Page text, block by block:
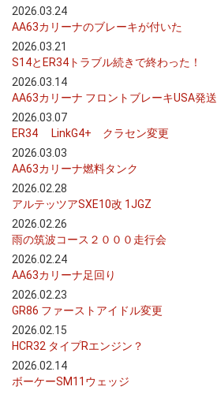
2026.03.24
AA63カリーナのブレーキが付いた
2026.03.21
S14とER34トラブル続きで終わった！
2026.03.14
AA63カリーナ フロントブレーキUSA発送
2026.03.07
ER34 LinkG4+ クラセン変更
2026.03.03
AA63カリーナ燃料タンク
2026.02.28
アルテッツアSXE10改 1JGZ
2026.02.26
雨の筑波コース２０００走行会
2026.02.24
AA63カリーナ足回り
2026.02.23
GR86 ファーストアイドル変更
2026.02.15
HCR32 タイプRエンジン？
2026.02.14
ボーケーSM11ウェッジ